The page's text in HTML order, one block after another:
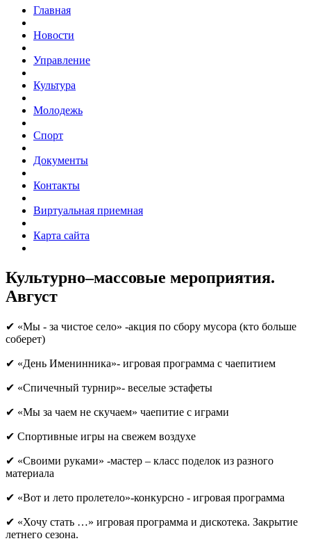
Главная
Новости
Управление
Культура
Молодежь
Спорт
Документы
Контакты
Виртуальная приемная
Карта сайта
Культурно–массовые мероприятия.
Август
✔ «Мы - за чистое село» -акция по сбору мусора (кто больше
соберет)
✔ «День Именинника»- игровая программа с чаепитием
✔ «Спичечный турнир»- веселые эстафеты
✔ «Мы за чаем не скучаем» чаепитие с играми
✔ Спортивные игры на свежем воздухе
✔ «Своими руками» -мастер – класс поделок из разного
материала
✔ «Вот и лето пролетело»-конкурсно - игровая программа
✔ «Хочу стать …» игровая программа и дискотека. Закрытие
летнего сезона.